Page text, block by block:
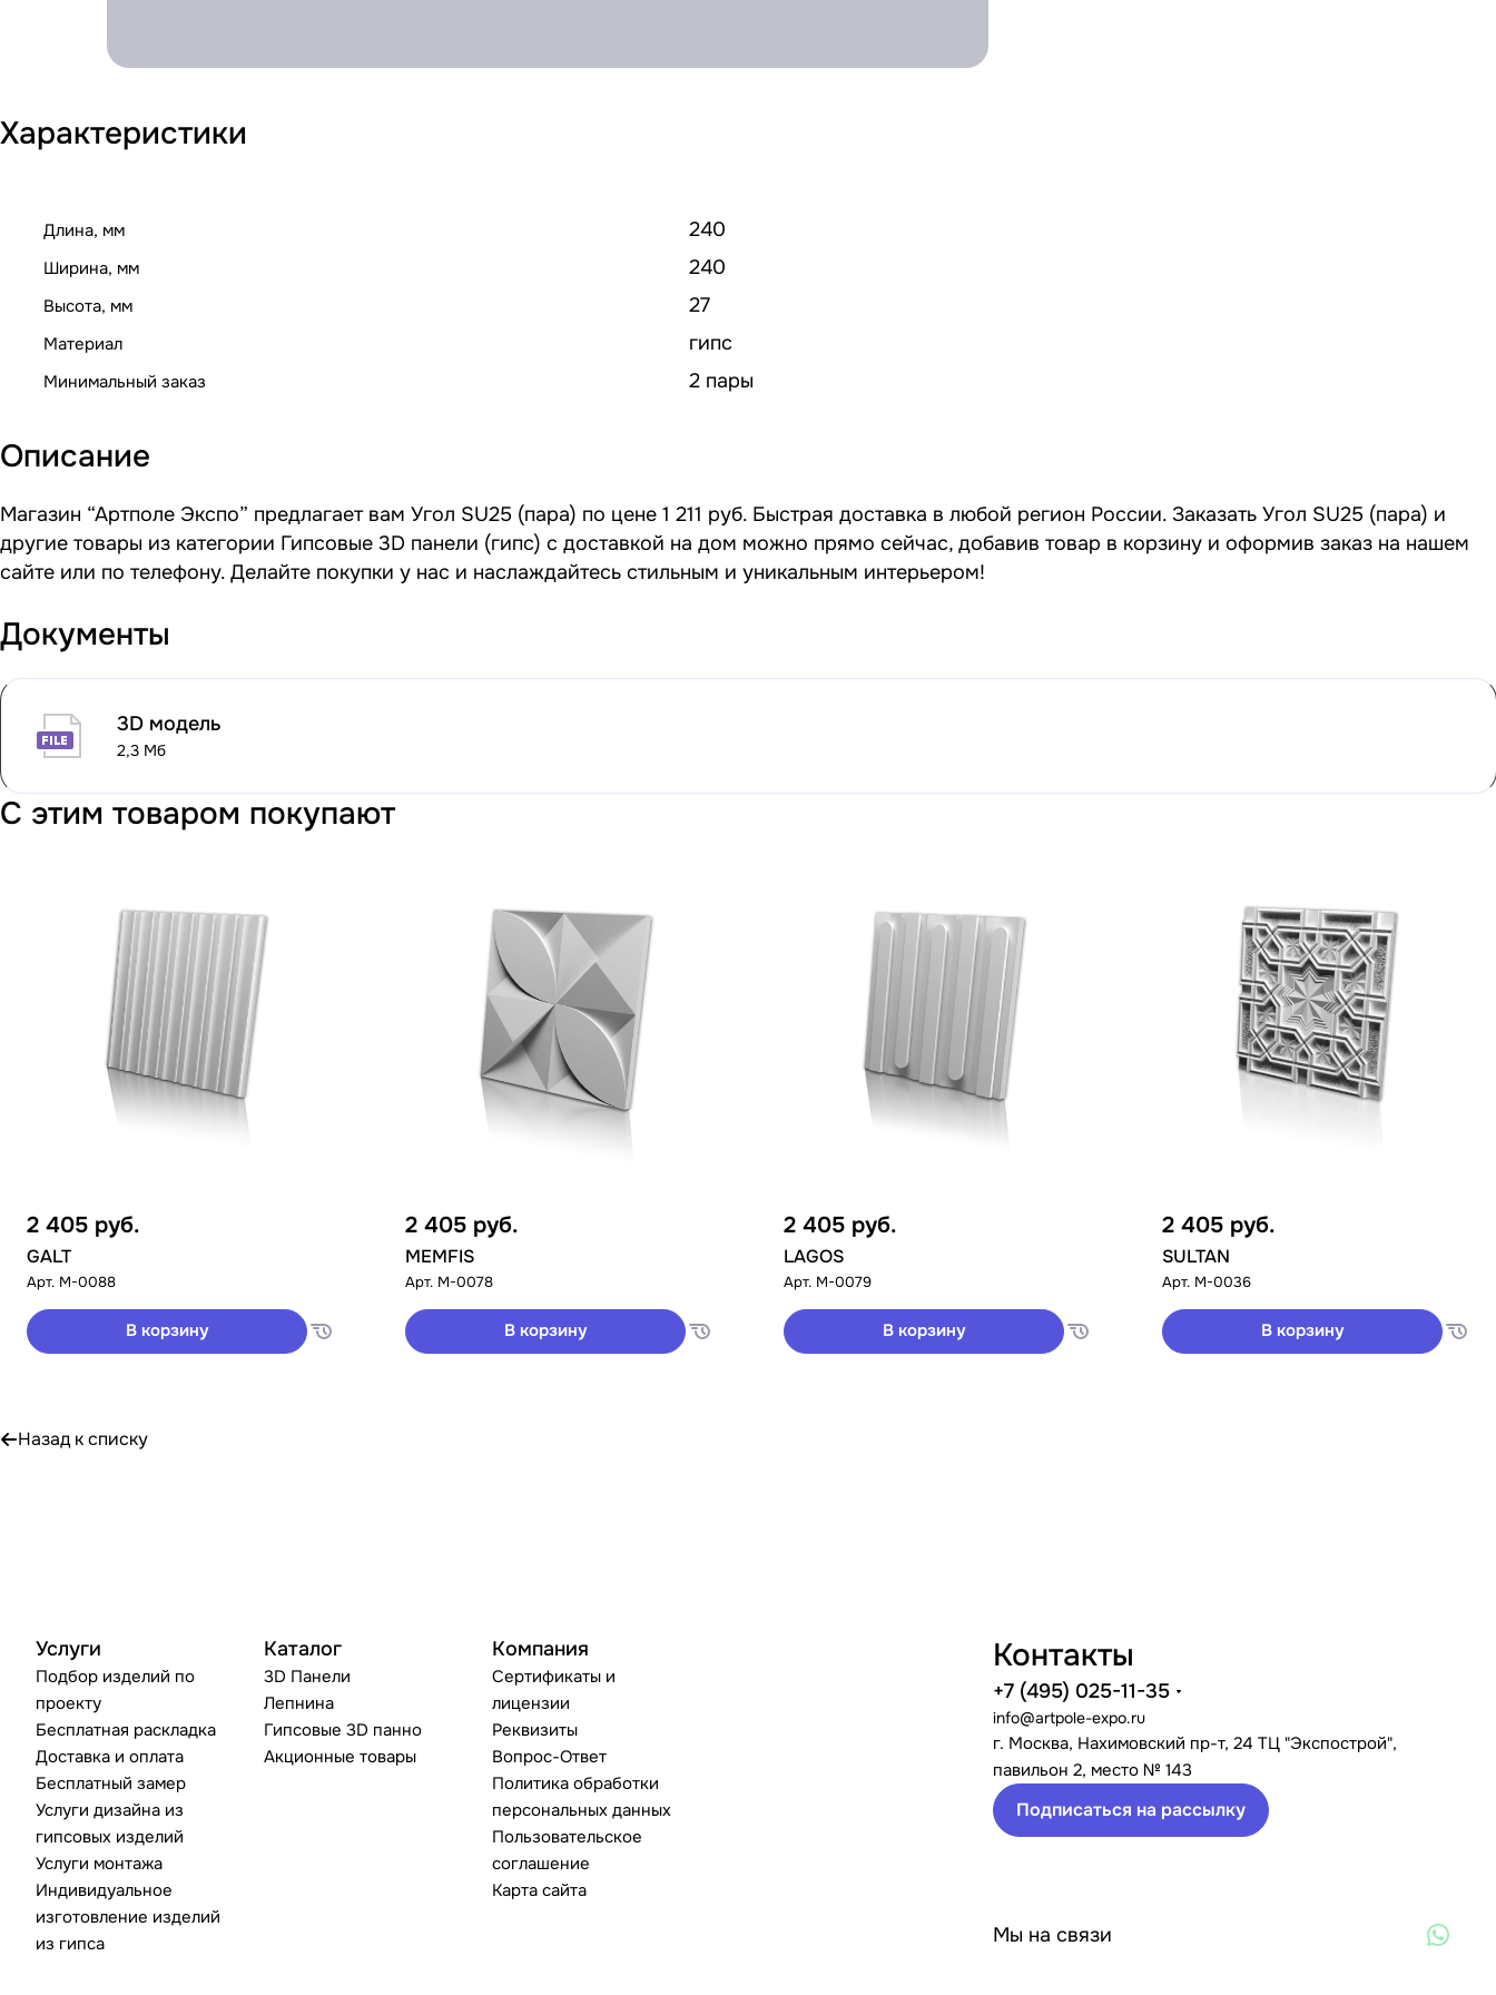
Характеристики
Длина, мм 240
Ширина, мм 240
Высота, мм 27
Материал гипс
Минимальный заказ 2 пары
Описание
Магазин “Артполе Экспо” предлагает вам Угол SU25 (пара) по цене 1 211 руб. Быстрая доставка в любой регион России. Заказать Угол SU25 (пара) и
другие товары из категории Гипсовые 3D панели (гипс) с доставкой на дом можно прямо сейчас, добавив товар в корзину и оформив заказ на нашем
сайте или по телефону. Делайте покупки у нас и наслаждайтесь стильным и уникальным интерьером!
Документы
3D модель
2,3 Мб
С этим товаром покупают
2 405 руб.
GALT
Арт. M-0088
В корзину
2 405 руб.
MEMFIS
Арт. M-0078
В корзину
2 405 руб.
LAGOS
Арт. M-0079
В корзину
2 405 руб.
SULTAN
Арт. M-0036
В корзину
Назад к списку
Услуги
Подбор изделий по
проекту
Бесплатная раскладка
Доставка и оплата
Бесплатный замер
Услуги дизайна из
гипсовых изделий
Услуги монтажа
Индивидуальное
изготовление изделий
из гипса
Каталог
3D Панели
Лепнина
Гипсовые 3D панно
Акционные товары
Компания
Сертификаты и
лицензии
Реквизиты
Вопрос-Ответ
Политика обработки
персональных данных
Пользовательское
соглашение
Карта сайта
Контакты
+7 (495) 025-11-35
info@artpole-expo.ru
г. Москва, Нахимовский пр-т, 24 ТЦ "Экспострой",
павильон 2, место № 143
Подписаться на рассылку
Мы на связи